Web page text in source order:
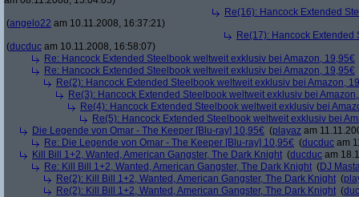
Re(16): Hancock Extended
(angelo22 am 10.11.2008, 16:37:21)
Re(17): Hancock
(ducduc am 10.11.2008, 16:58:07)
Re: Hancock Extended Steelbook weltweit exklusiv bei Amazon, 19,95€
Re: Hancock Extended Steelbook weltweit exklusiv bei Amazon, 19,95€
Re(2): Hancock Extended Steelbook weltweit exklusiv bei Amazon,
Re(3): Hancock Extended Steelbook weltweit exklusiv bei
Re(4): Hancock Extended Steelbook weltweit exklusiv bei
Re(5): Hancock Extended Steelbook weltweit exklusiv bei
Die Legende von Omar - The Keeper [Blu-ray] 10,95€ (playaz am
Re: Die Legende von Omar - The Keeper [Blu-ray] 10,95€ (ducduc am
Kill Bill 1+2, Wanted, American Gangster, The Dark Knight (ducduc am
Re: Kill Bill 1+2, Wanted, American Gangster, The Dark Knight (DJ
Re(2): Kill Bill 1+2, Wanted, American Gangster, The Dark Knight (
Re(2): Kill Bill 1+2, Wanted, American Gangster, The Dark Knight (